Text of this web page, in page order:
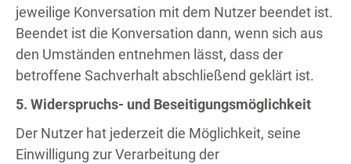
jeweilige Konversation mit dem Nutzer beendet ist.
Beendet ist die Konversation dann, wenn sich aus
den Umständen entnehmen lässt, dass der
betroffene Sachverhalt abschließend geklärt ist.
5. Widerspruchs- und Beseitigungsmöglichkeit
Der Nutzer hat jederzeit die Möglichkeit, seine
Einwilligung zur Verarbeitung der